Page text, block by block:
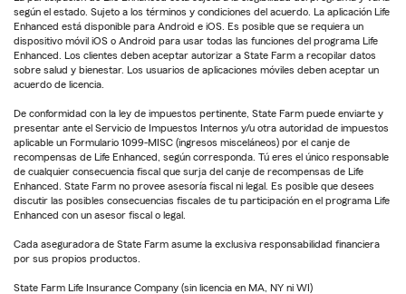
según el estado. Sujeto a los términos y condiciones del acuerdo. La aplicación Life
Enhanced está disponible para Android e iOS. Es posible que se requiera un
dispositivo móvil iOS o Android para usar todas las funciones del programa Life
Enhanced. Los clientes deben aceptar autorizar a State Farm a recopilar datos
sobre salud y bienestar. Los usuarios de aplicaciones móviles deben aceptar un
acuerdo de licencia.
De conformidad con la ley de impuestos pertinente, State Farm puede enviarte y
presentar ante el Servicio de Impuestos Internos y/u otra autoridad de impuestos
aplicable un Formulario 1099-MISC (ingresos misceláneos) por el canje de
recompensas de Life Enhanced, según corresponda. Tú eres el único responsable
de cualquier consecuencia fiscal que surja del canje de recompensas de Life
Enhanced. State Farm no provee asesoría fiscal ni legal. Es posible que desees
discutir las posibles consecuencias fiscales de tu participación en el programa Life
Enhanced con un asesor fiscal o legal.
Cada aseguradora de State Farm asume la exclusiva responsabilidad financiera
por sus propios productos.
State Farm Life Insurance Company (sin licencia en MA, NY ni WI)